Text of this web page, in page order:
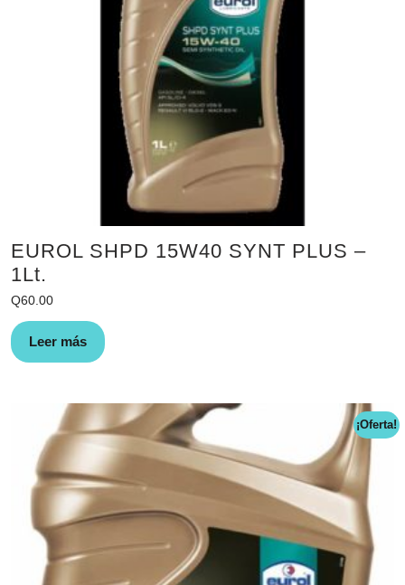
EUROL SHPD 15W40 SYNT PLUS –
1Lt.
Q60.00
Leer más
¡Oferta!